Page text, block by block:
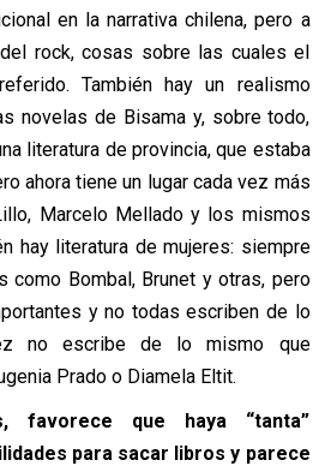
en la narrativa chilena, pero a
rock, cosas sobre las cuales el
También hay un realismo
novelas de Bisama y, sobre todo,
literatura de provincia, que estaba
ahora tiene un lugar cada vez más
Marcelo Mellado y los mismos
hay literatura de mujeres: siempre
como Bombal, Brunet y otras, pero
y no todas escriben de lo
no escribe de lo mismo que
Prado o Diamela Eltit.
favorece que haya “tanta”
para sacar libros y parece